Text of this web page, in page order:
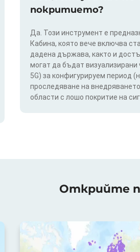
покритието?
Да. Този инструмент е
Кабина, която вече включва
дадена държава, както и
могат да бъдат визуализирани
5G) за конфигурируем период
проследяване на
области с лошо покритие на
Открийте